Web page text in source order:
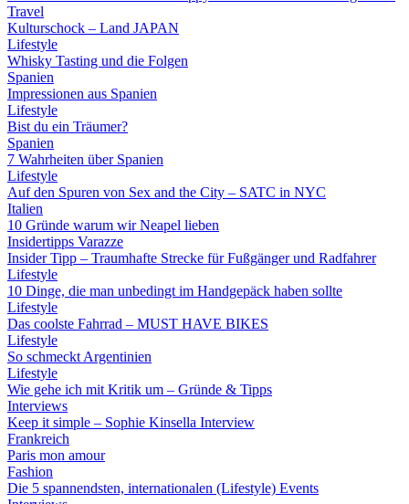
Travel
Kulturschock – Land JAPAN
Lifestyle
Whisky Tasting und die Folgen
Spanien
Impressionen aus Spanien
Lifestyle
Bist du ein Träumer?
Spanien
7 Wahrheiten über Spanien
Lifestyle
Auf den Spuren von Sex and the City – SATC in NYC
Italien
10 Gründe warum wir Neapel lieben
Insidertipps Varazze
Insider Tipp – Traumhafte Strecke für Fußgänger und Radfahrer
Lifestyle
10 Dinge, die man unbedingt im Handgepäck haben sollte
Lifestyle
Das coolste Fahrrad – MUST HAVE BIKES
Lifestyle
So schmeckt Argentinien
Lifestyle
Wie gehe ich mit Kritik um – Gründe & Tipps
Interviews
Keep it simple – Sophie Kinsella Interview
Frankreich
Paris mon amour
Fashion
Die 5 spannendsten, internationalen (Lifestyle) Events